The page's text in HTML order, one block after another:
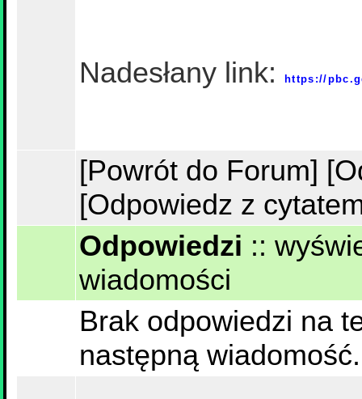
Nadesłany link: https://
[Powrót do Forum]
[Odpowiedz z
Odpowiedzi ::
wiadomości
Brak odpowiedzi na
następną wiadomość.